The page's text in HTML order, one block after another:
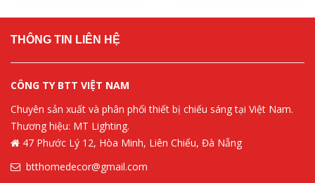
THÔNG TIN LIÊN HỆ
CÔNG TY BTT VIỆT NAM
Chuyên sản xuất và phân phối thiết bị chiếu sáng tại Việt Nam.
Thương hiệu: MT Lighting.
47 Phước Lý 12, Hòa Minh, Liên Chiểu, Đà Nẵng
btthomedecor@gmail.com